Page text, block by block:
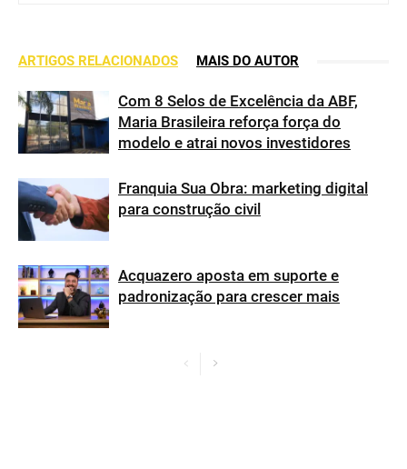
ARTIGOS RELACIONADOS MAIS DO AUTOR
Com 8 Selos de Excelência da ABF,
Maria Brasileira reforça força do
modelo e atrai novos investidores
Franquia Sua Obra: marketing digital
para construção civil
Acquazero aposta em suporte e
padronização para crescer mais